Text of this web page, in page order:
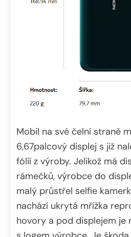
Mobil na své čelní straně
6,67palcový displej s již
fólií z výroby. Jelikož má
rámečků, výrobce do
malý průstřel selfie
nachází ukrytá mřížka
hovory a pod displejem je